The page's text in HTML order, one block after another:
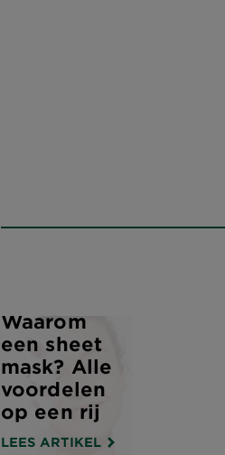
Waarom
een sheet
mask? Alle
voordelen
op een rij
LEES ARTIKEL